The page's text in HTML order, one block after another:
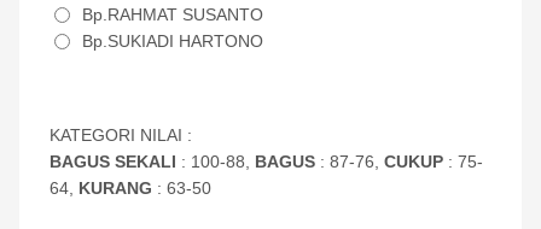
Bp.RAHMAT SUSANTO
Bp.SUKIADI HARTONO
KATEGORI NILAI :
BAGUS SEKALI : 100-88, BAGUS: 87-76, CUKUP: 75-
64, KURANG : 63-50